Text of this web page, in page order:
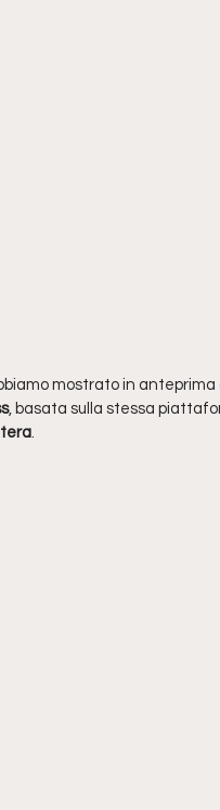
mostrato in
, basata sulla stessa